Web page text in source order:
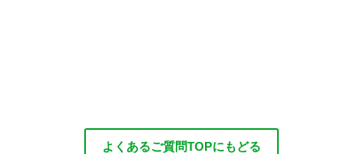
よくあるご質問TOPにもどる